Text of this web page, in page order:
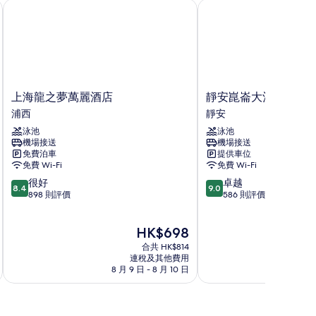
上
海
龍
之
夢
萬
麗
酒
店
上海龍之夢萬麗酒店
浦西
泳池
機場接送
免費泊車
免費 Wi-Fi
8.4
分
好，
8.4 很好
898 則評價
現
售
HK$698
HK$698
合共 HK$814
連稅及其他費用
8 月 9 日 - 8 月 10 日
上海龍之夢萬麗酒店
靜
安
崑
崙
大
酒
店
靜
安
靜安崑崙大酒店
靜安
泳池
機場接送
提供車位
免費 Wi-Fi
9.0
分
越，
9.0 卓越
586 則評價
靜安崑崙大酒店